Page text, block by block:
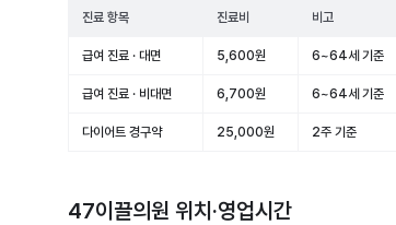
진료 항목 진료비 비고
급여 진료 · 대면 5,600원 6~64세 기준
급여 진료 · 비대면 6,700원 6~64세 기준
다이어트 경구약 25,000원 2주 기준
47이끌의원 위치·영업시간